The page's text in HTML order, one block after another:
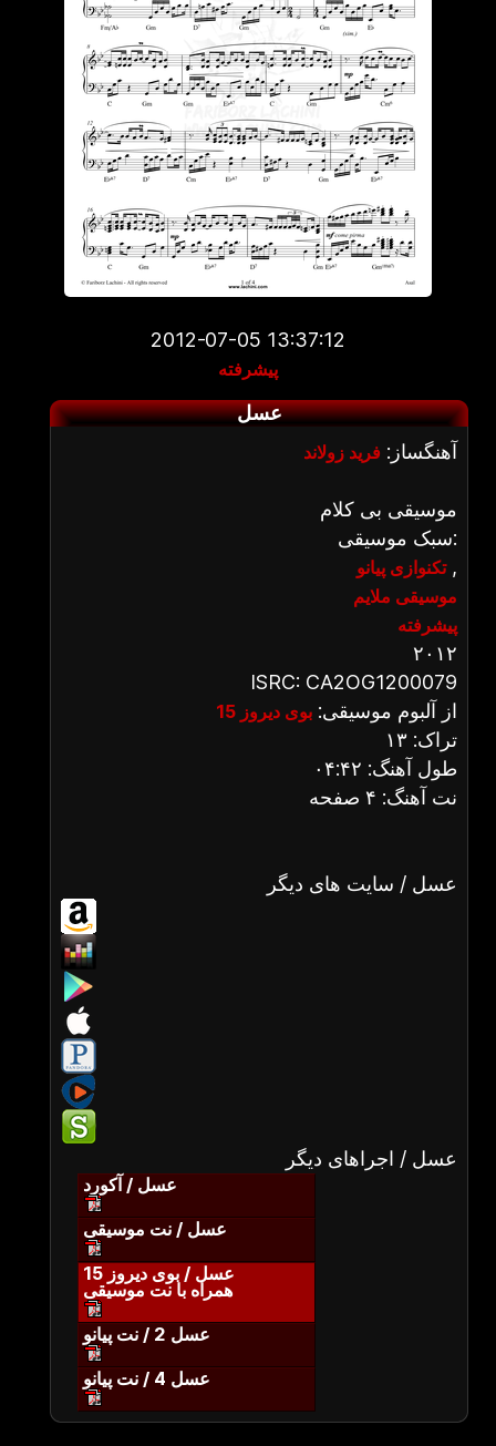
2012-07-05 13:37:12
پیشرفته
عسل
آهنگساز: فرید زولاند
موسیقی بی کلام
سبک موسیقی:
تکنوازی پیانو,
موسیقی ملایم
پیشرفته
۲۰۱۲
ISRC: CA2OG1200079
از آلبوم موسیقی: بوی دیروز 15
تراک: ۱۳
طول آهنگ: ۰۴:۴۲
نت آهنگ: ۴ صفحه
عسل / سایت های دیگر
عسل / اجراهای دیگر
عسل / آکورد
عسل / نت موسیقی
عسل / بوی دیروز 15
همراه با نت موسیقی
عسل 2 / نت پیانو
عسل 4 / نت پیانو